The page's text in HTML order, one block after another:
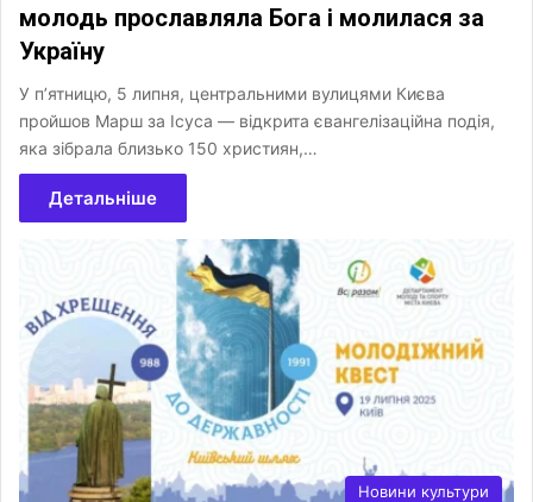
молодь прославляла Бога і молилася за
Україну
У п’ятницю, 5 липня, центральними вулицями Києва
пройшов Марш за Ісуса — відкрита євангелізаційна подія,
яка зібрала близько 150 християн,…
Детальніше
Новини культури